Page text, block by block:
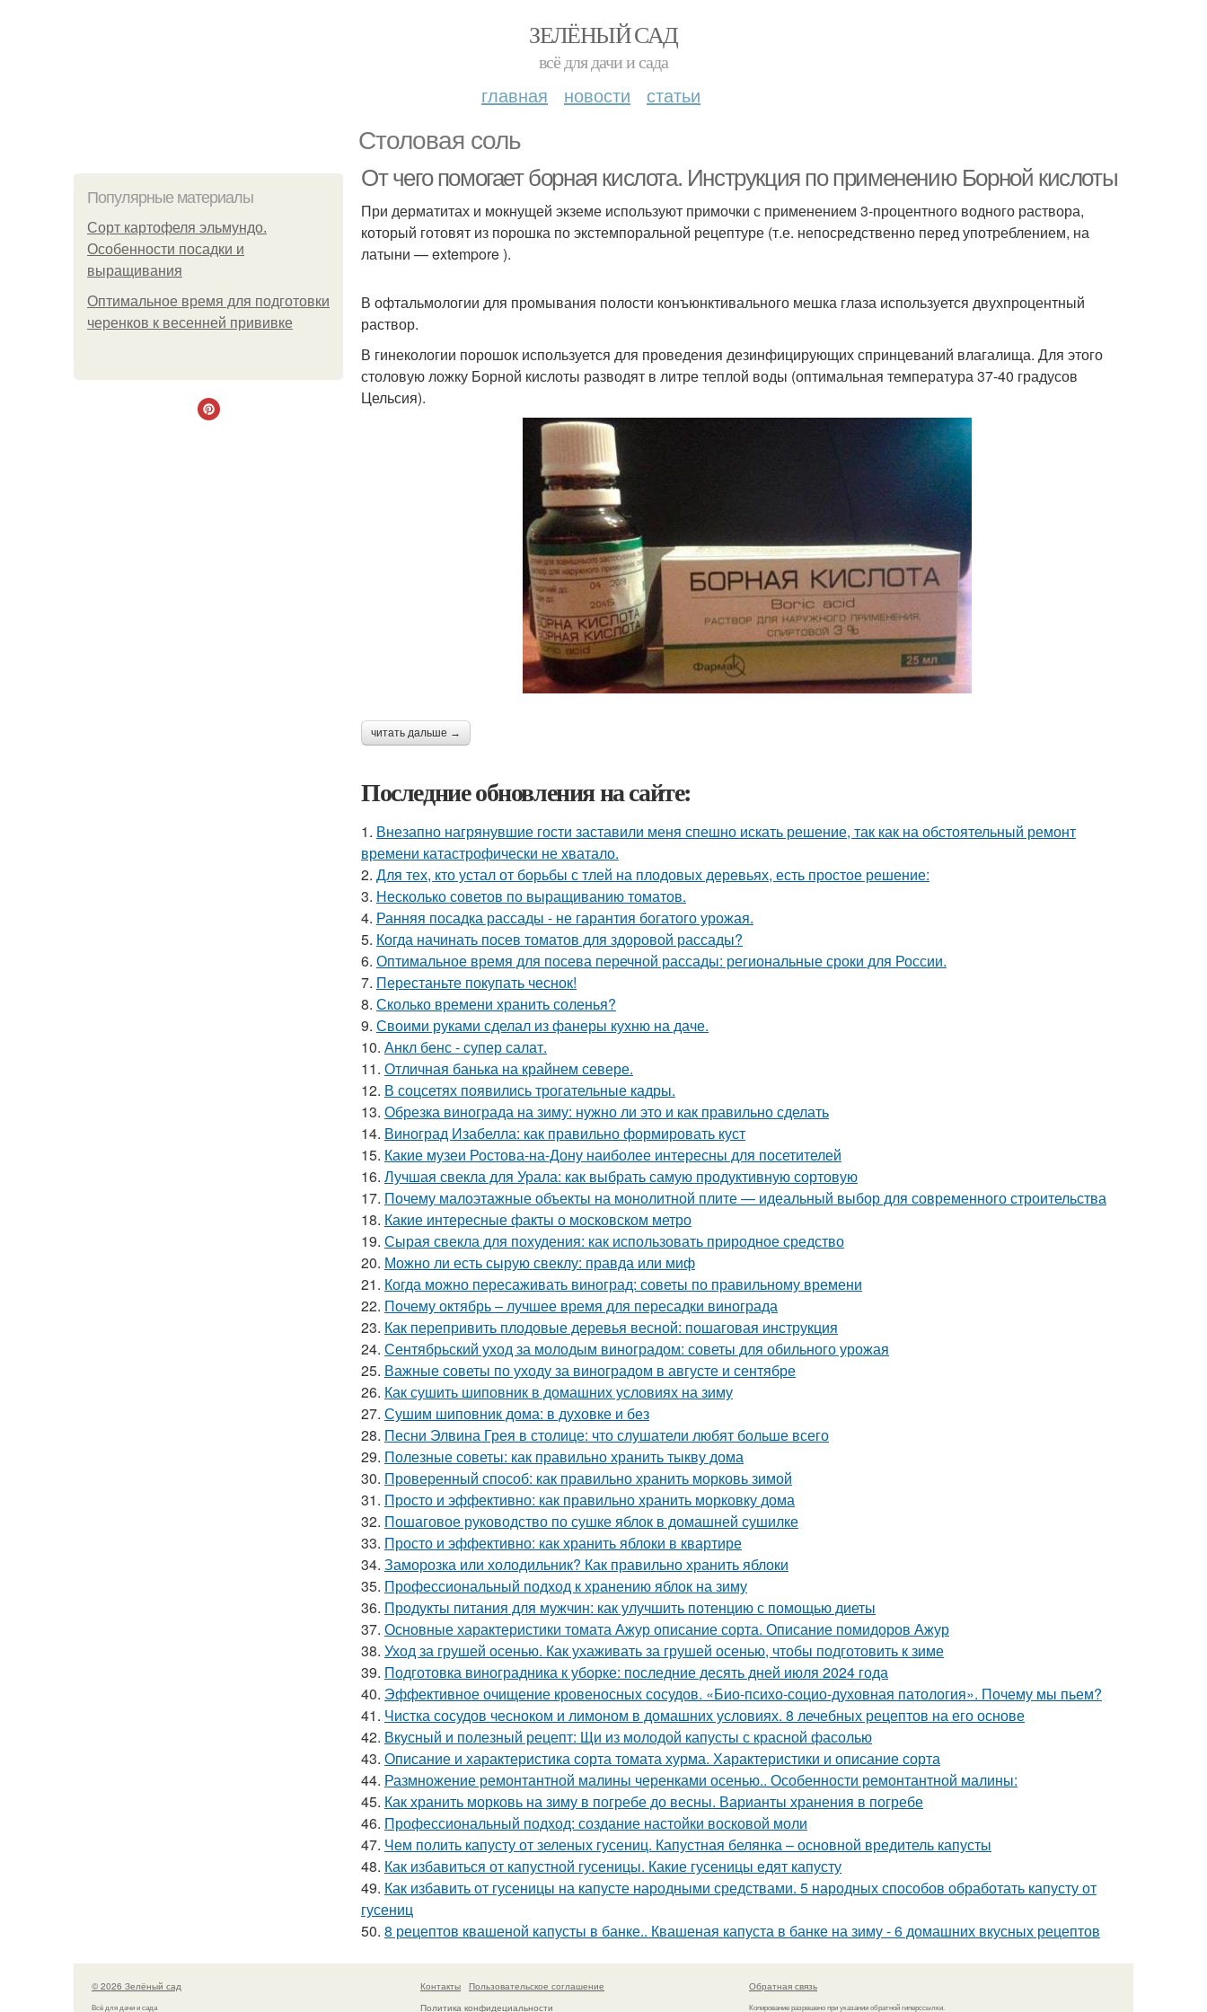
ЗЕЛЁНЫЙ САД
всё для дачи и сада
главная новости статьи
Столовая соль
Популярные материалы
Сорт картофеля эльмундо.
Особенности посадки и
выращивания
Оптимальное время для подготовки
черенков к весенней прививке
От чего помогает борная кислота. Инструкция по применению Борной кислоты
При дерматитах и мокнущей экземе используют примочки с применением 3-процентного водного раствора,
который готовят из порошка по экстемпоральной рецептуре (т.е. непосредственно перед употреблением, на
латыни — extempore ).
В офтальмологии для промывания полости конъюнктивального мешка глаза используется двухпроцентный
раствор.
В гинекологии порошок используется для проведения дезинфицирующих спринцеваний влагалища. Для этого
столовую ложку Борной кислоты разводят в литре теплой воды (оптимальная температура 37-40 градусов
Цельсия).
читать дальше →
Последние обновления на сайте:
1. Внезапно нагрянувшие гости заставили меня спешно искать решение, так как на обстоятельный ремонт
времени катастрофически не хватало.
2. Для тех, кто устал от борьбы с тлей на плодовых деревьях, есть простое решение:
3. Несколько советов по выращиванию томатов.
4. Ранняя посадка рассады - не гарантия богатого урожая.
5. Когда начинать посев томатов для здоровой рассады?
6. Оптимальное время для посева перечной рассады: региональные сроки для России.
7. Перестаньте покупать чеснок!
8. Сколько времени хранить соленья?
9. Своими руками сделал из фанеры кухню на даче.
10. Анкл бенс - супер салат.
11. Отличная банька на крайнем севере.
12. В соцсетях появились трогательные кадры.
13. Обрезка винограда на зиму: нужно ли это и как правильно сделать
14. Виноград Изабелла: как правильно формировать куст
15. Какие музеи Ростова-на-Дону наиболее интересны для посетителей
16. Лучшая свекла для Урала: как выбрать самую продуктивную сортовую
17. Почему малоэтажные объекты на монолитной плите — идеальный выбор для современного строительства
18. Какие интересные факты о московском метро
19. Сырая свекла для похудения: как использовать природное средство
20. Можно ли есть сырую свеклу: правда или миф
21. Когда можно пересаживать виноград: советы по правильному времени
22. Почему октябрь – лучшее время для пересадки винограда
23. Как перепривить плодовые деревья весной: пошаговая инструкция
24. Сентябрьский уход за молодым виноградом: советы для обильного урожая
25. Важные советы по уходу за виноградом в августе и сентябре
26. Как сушить шиповник в домашних условиях на зиму
27. Сушим шиповник дома: в духовке и без
28. Песни Элвина Грея в столице: что слушатели любят больше всего
29. Полезные советы: как правильно хранить тыкву дома
30. Проверенный способ: как правильно хранить морковь зимой
31. Просто и эффективно: как правильно хранить морковку дома
32. Пошаговое руководство по сушке яблок в домашней сушилке
33. Просто и эффективно: как хранить яблоки в квартире
34. Заморозка или холодильник? Как правильно хранить яблоки
35. Профессиональный подход к хранению яблок на зиму
36. Продукты питания для мужчин: как улучшить потенцию с помощью диеты
37. Основные характеристики томата Ажур описание сорта. Описание помидоров Ажур
38. Уход за грушей осенью. Как ухаживать за грушей осенью, чтобы подготовить к зиме
39. Подготовка виноградника к уборке: последние десять дней июля 2024 года
40. Эффективное очищение кровеносных сосудов. «Био-психо-социо-духовная патология». Почему мы пьем?
41. Чистка сосудов чесноком и лимоном в домашних условиях. 8 лечебных рецептов на его основе
42. Вкусный и полезный рецепт: Щи из молодой капусты с красной фасолью
43. Описание и характеристика сорта томата хурма. Характеристики и описание сорта
44. Размножение ремонтантной малины черенками осенью.. Особенности ремонтантной малины:
45. Как хранить морковь на зиму в погребе до весны. Варианты хранения в погребе
46. Профессиональный подход: создание настойки восковой моли
47. Чем полить капусту от зеленых гусениц. Капустная белянка – основной вредитель капусты
48. Как избавиться от капустной гусеницы. Какие гусеницы едят капусту
49. Как избавить от гусеницы на капусте народными средствами. 5 народных способов обработать капусту от
гусениц
50. 8 рецептов квашеной капусты в банке.. Квашеная капуста в банке на зиму - 6 домашних вкусных рецептов
© 2026 Зелёный сад
Всё для дачи и сада
Контакты
Пользовательское соглашение
Политика конфидециальности
Обратная связь
Копирование разрешено при указании обратной гиперссылки.